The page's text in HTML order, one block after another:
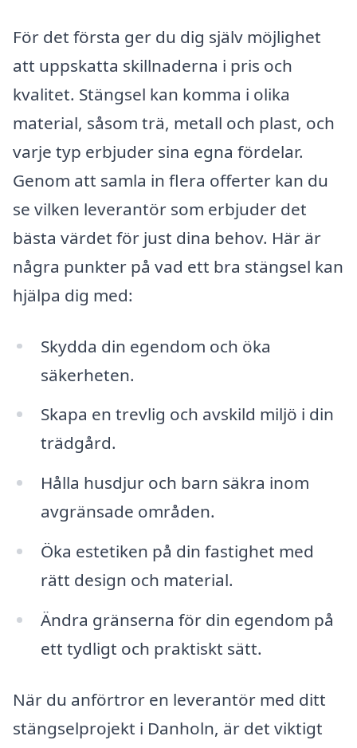
För det första ger du dig själv möjlighet
att uppskatta skillnaderna i pris och
kvalitet. Stängsel kan komma i olika
material, såsom trä, metall och plast, och
varje typ erbjuder sina egna fördelar.
Genom att samla in flera offerter kan du
se vilken leverantör som erbjuder det
bästa värdet för just dina behov. Här är
några punkter på vad ett bra stängsel kan
hjälpa dig med:
Skydda din egendom och öka
säkerheten.
Skapa en trevlig och avskild miljö i din
trädgård.
Hålla husdjur och barn säkra inom
avgränsade områden.
Öka estetiken på din fastighet med
rätt design och material.
Ändra gränserna för din egendom på
ett tydligt och praktiskt sätt.
När du anförtror en leverantör med ditt
stängselprojekt i Danholn, är det viktigt